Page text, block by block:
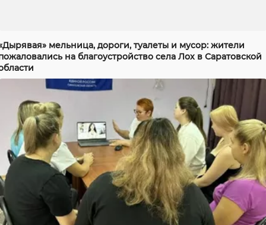
мельница, дороги, туалеты и мусор: жители
на благоустройство села Лох в Саратовской